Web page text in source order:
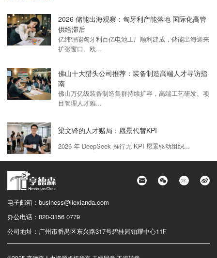
2026 储能出海观察：匈牙利产能落地 国际化高管
供给滞后
亿纬锂能匈牙利百亿电池工厂顺利建成，储能出海迎来
扩张窗口。欧...
佛山十大猎头公司推荐：装备制造高端人才寻访指
南
佛山万亿级装备制造集群持续扩容，高端工艺研发、项
目管理人才难...
梁文锋的人才赌局：愿景代替KPI
2026 年 DeepSeek 推行无 KPI 愿景驱动组织...
电子邮箱： business@liexianda.com
办公电话： 020-3156 0779
公司地址： 广州市番禺区东兴路317号碧桂园铂耀中心11F